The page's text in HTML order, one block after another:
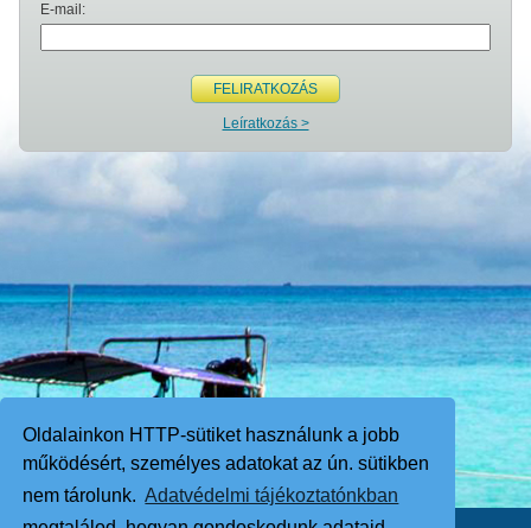
Oldalainkon HTTP-sütiket használunk a jobb
működésért, személyes adatokat az ún. sütikben
nem tárolunk. Adatvédelmi tájékoztatónkban
E-mail:
FELIRATKOZÁS
Leíratkozás >